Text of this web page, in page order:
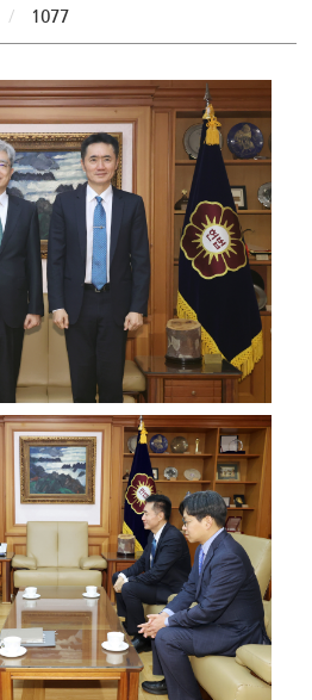
변론사건
변론일정
변론목록
변론동영상
방청신청
예약하기
확인/취소
/ 1077